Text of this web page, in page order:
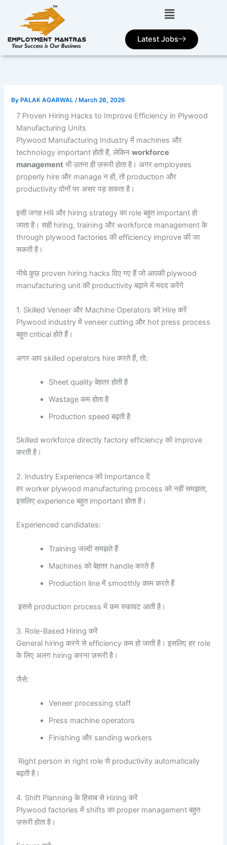
Latest Jobs
ByPALAK AGARWAL /March 26, 2026
7 Proven Hiring Hacks to Improve Efficiency in Plywood
Manufacturing Units
Plywood Manufacturing Industry में machines और
technology important होती हैं, लेकिनworkforce
management भी उतना ही ज़रूरी होता है। अगर employees
properly hire और manage न हों, तो production और
productivity दोनों पर असर पड़ सकता है।
इसी जगह HR और hiring strategy का role बहुत important हो
जाता है। सही hiring, training और workforce management के
through plywood factories की efficiency improve की जा
सकती है।
नीचे कुछ proven hiring hacks दिए गए हैं जो आपकी plywood
manufacturing unit की productivity बढ़ाने में मदद करेंगे
1. Skilled Veneer और Machine Operators को Hire करें
Plywood industry में veneer cutting और hot press process
बहुत critical होते हैं।
अगर आप skilled operators hire करते हैं, तो:
Sheet quality बेहतर होती है
Wastage कम होता है
Production speed बढ़ती है
Skilled workforce directly factory efficiency को improve
करती है।
2. Industry Experience को Importance दें
हर worker plywood manufacturing process को नहीं समझता,
इसलिए experience बहुत important होता है।
Experienced candidates:
Training जल्दी समझते हैं
Machines को बेहतर handle करते हैं
Production line में smoothly काम करते हैं
इससे production process में कम रुकावट आती है।
3. Role-Based Hiring करें
General hiring करने से efficiency कम हो जाती है। इसलिए हर role
के लिए अलग hiring करना ज़रूरी है।
जैसे:
Veneer processing staff
Press machine operators
Finishing और sanding workers
Right person in right role से productivity automatically
बढ़ती है।
4. Shift Planning के हिसाब से Hiring करें
Plywood factories में shifts का proper management बहुत
ज़रूरी होता है।